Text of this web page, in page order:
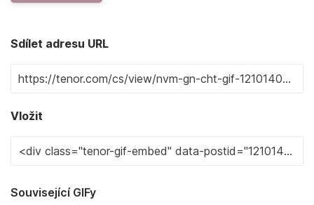
Sdílet adresu URL
Vložit
Související GIFy